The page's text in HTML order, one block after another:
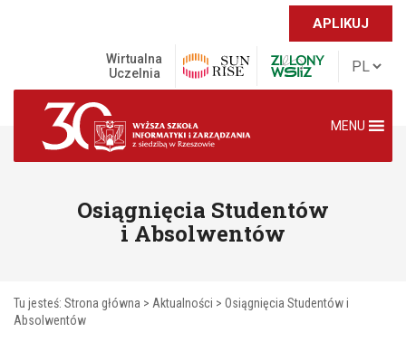
APLIKUJ
Wirtualna
Uczelnia
MENU
Osiągnięcia Studentów
i Absolwentów
Tu jesteś: Strona główna > Aktualności > Osiągnięcia Studentów i
Absolwentów